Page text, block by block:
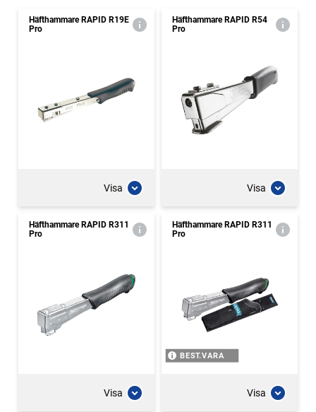
Häfthammare RAPID R19E
Pro
Visa
Häfthammare RAPID R54
Pro
Visa
Häfthammare RAPID R311
Pro
Visa
Häfthammare RAPID R311
Pro
BEST.VARA
Visa